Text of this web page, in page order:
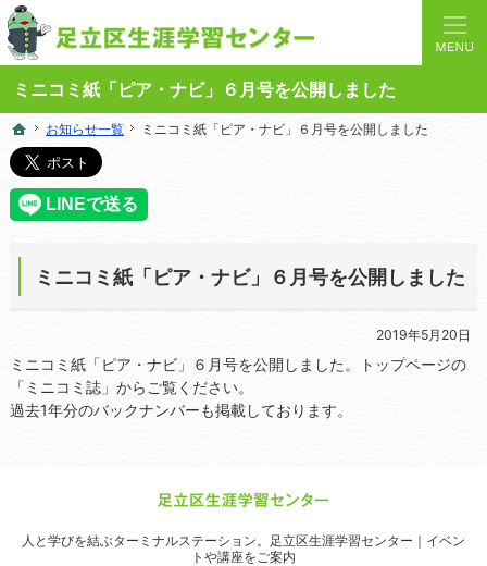
ミニコミ紙「ピア・ナビ」６月号を公開しました
人と学びを結ぶターミナルステーション。地域の講座や施設をご案内しています。
足立区生涯学習センターの総合案内サイト
ホーム
お知らせ一覧 ミニコミ紙「ピア・ナビ」６月号を公開しました
ミニコミ紙「ピア・ナビ」６月号を公開しました
2019年5月20日
ミニコミ紙「ピア・ナビ」６月号を公開しました。トップページの
「ミニコミ誌」からご覧ください。
過去1年分のバックナンバーも掲載しております。
ホーム
お知らせ一覧 ミニコミ紙「ピア・ナビ」６月号を公開しました
人と学びを結ぶターミナルステーション。
足立区生涯学習センター｜イベン
トや講座をご案内